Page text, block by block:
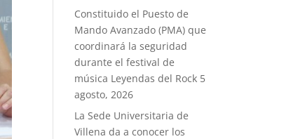
Constituido el Puesto de
Mando Avanzado (PMA) que
coordinará la seguridad
durante el festival de
música Leyendas del Rock 5
agosto, 2026
La Sede Universitaria de
Villena da a conocer los